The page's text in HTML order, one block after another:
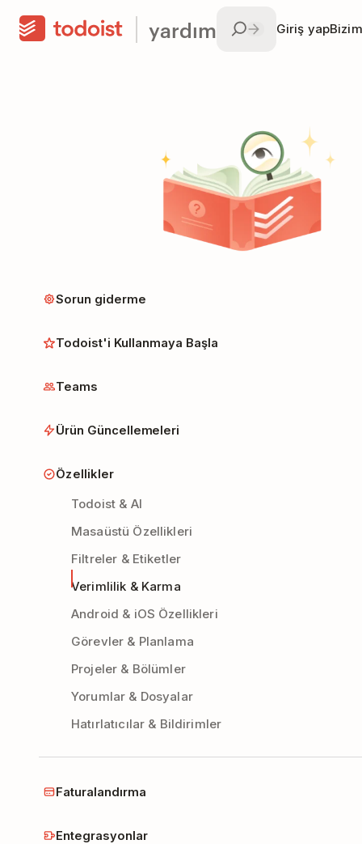
yardım Giriş yap
Sorun giderme
Todoist'i Kullanmaya Başla
Teams
Ürün Güncellemeleri
Özellikler
Todoist & AI
Masaüstü Özellikleri
Filtreler & Etiketler
Verimlilik & Karma
Android & iOS Özellikleri
Görevler & Planlama
Projeler & Bölümler
Yorumlar & Dosyalar
Hatırlatıcılar & Bildirimler
Faturalandırma
Entegrasyonlar